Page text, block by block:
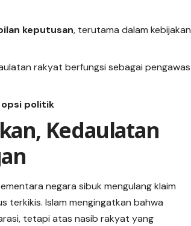
keputusan, terutama dalam kebijakan
rakyat berfungsi sebagai pengawas
opsi politik
Kedaulatan
negara sibuk mengulang klaim
terkikis. Islam mengingatkan bahwa
tetapi atas nasib rakyat yang